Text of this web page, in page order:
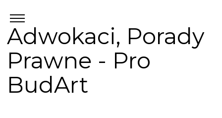
Adwokaci, Porady
Prawne - Pro
BudArt